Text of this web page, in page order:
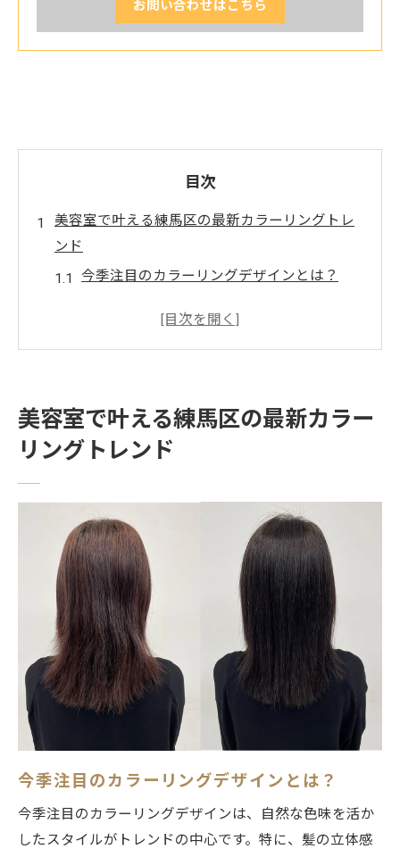
お問い合わせはこちら
目次
美容室で叶える練馬区の最新カラーリングトレ
ンド
今季注目のカラーリングデザインとは？
最新トレンドを取り入れるための美容室選
びのポイント
アフターケアも考慮したトレンドカラーの
魅力
練馬区の美容室で見つけるあなたにぴったりの
カラー
肌に合うカラーを選ぶポイント
個性を引き出すオリジナルカラーの提案
カラー選びの相談はプロに任せよう
自宅でのカラーケア方法を美容室で学ぶ
カラーリング失敗を防ぐための事前準備
美しい髪色を保つための美容室の選び方
信頼できる美容室の見極め方
アフターケアが充実しているサロンの特徴
美容室で叶える練馬区の最新カラー
リングトレンド
今季注目のカラーリングデザインとは？
今季注目のカラーリングデザインは、自然な色味を活か
したスタイルがトレンドの中心です。特に、髪の立体感